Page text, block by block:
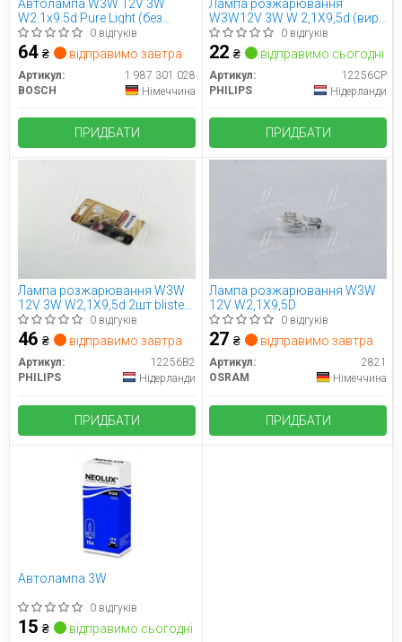
Автолампа W3W 12V 3W
W2.1x9.5d Pure Light (без
цоколя) (блістер/2шт.)
BOSCH 1 987 301 028
0 відгуків
64 ₴ відправимо завтра
Артикул:
1 987 301 028
BOSCH
Німеччина
ПРИДБАТИ
Лампа розжарювання
W3W12V 3W W 2,1X9,5d (вир-
во Philips)
0 відгуків
22 ₴ відправимо сьогодні
Артикул:
12256CP
PHILIPS
Нідерланди
ПРИДБАТИ
Лампа розжарювання W3W
12V 3W W2,1X9,5d 2шт bliste
VISION (вир-во Philips)
0 відгуків
46 ₴ відправимо завтра
Артикул:
12256B2
PHILIPS
Нідерланди
ПРИДБАТИ
Лампа розжарювання W3W
12V W2,1X9,5D
0 відгуків
27 ₴ відправимо завтра
Артикул:
2821
OSRAM
Німеччина
ПРИДБАТИ
Автолампа 3W
0 відгуків
15 ₴ відправимо сьогодні